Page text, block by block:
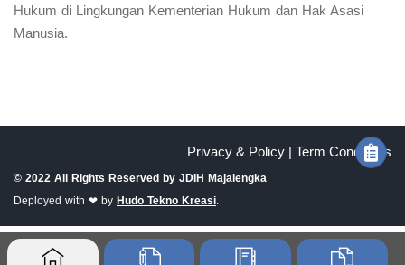
Hukum di Lingkungan Kementerian Hukum dan Hak Asasi
Manusia.
Privacy & Policy | Term Conditions
© 2022 All Rights Reserved by JDIH Majalengka
Deployed with ❤ by Hudo Tekno Kreasi.